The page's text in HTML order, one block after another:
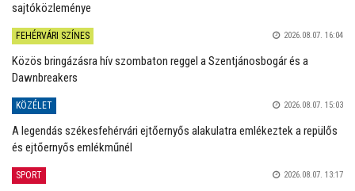
sajtóközleménye
FEHÉRVÁRI SZÍNES 2026.08.07. 16:04
Közös bringázásra hív szombaton reggel a Szentjánosbogár és a
Dawnbreakers
KÖZÉLET 2026.08.07. 15:03
A legendás székesfehérvári ejtőernyős alakulatra emlékeztek a repülős
és ejtőernyős emlékműnél
SPORT 2026.08.07. 13:17